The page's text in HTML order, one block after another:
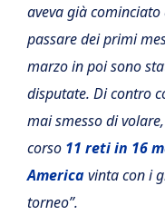
aveva già
passare dei primi
marzo in poi sono
disputate. Di contro
mai smesso di
corso 11 reti in 16
Americavinta con i
torneo”.